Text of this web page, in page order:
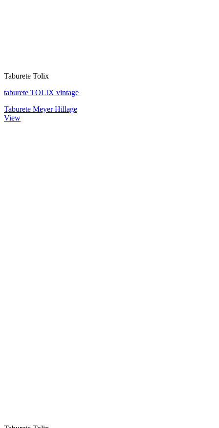
Taburete Tolix
taburete TOLIX vintage
Taburete Meyer Hillage
View